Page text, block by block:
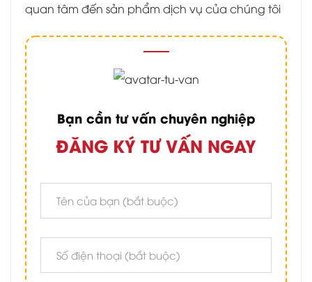
quan tâm đến sản phẩm dịch vụ của chúng tôi
Bạn cần tư vấn chuyên nghiệp
ĐĂNG KÝ TƯ VẤN NGAY